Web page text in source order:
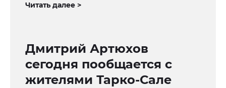
Читать далее >
Дмитрий Артюхов
сегодня пообщается с
жителями Тарко-Сале